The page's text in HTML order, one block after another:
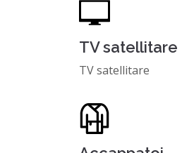
TV satellitare
TV satellitare